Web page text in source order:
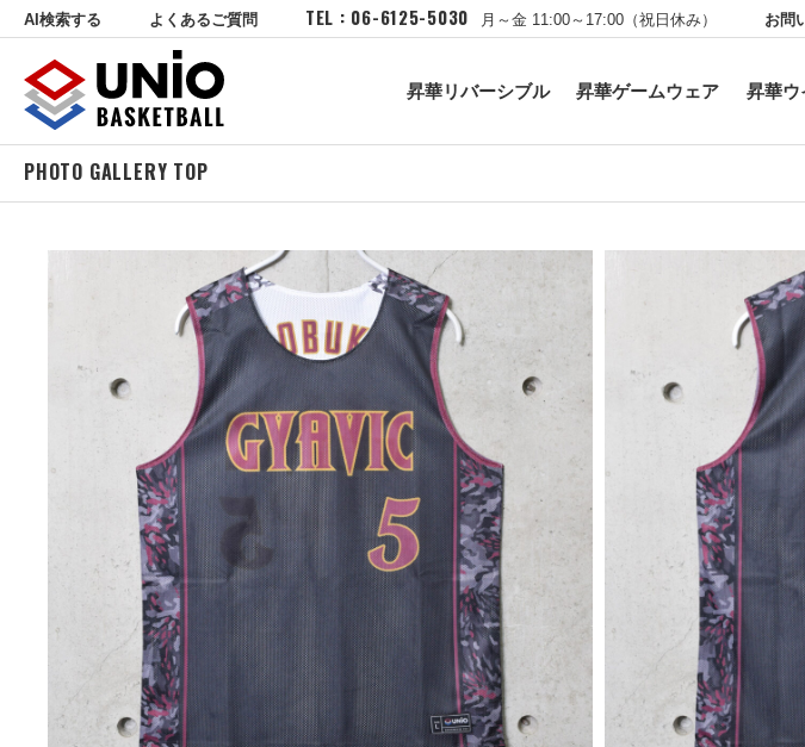
AI検索する よくあるご質問 TEL : 06-6125-5030 月～金 11:00～17:00（祝日休み） お問
昇華リバーシブル 昇華ゲームウェア 昇華ウ
PHOTO GALLERY TOP